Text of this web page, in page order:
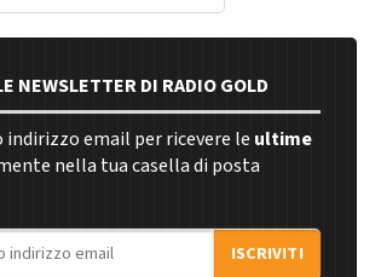
NEWSLETTER DI RADIO GOLD
indirizzo email per ricevere le ultime
nella tua casella di posta
ISCRIVITI